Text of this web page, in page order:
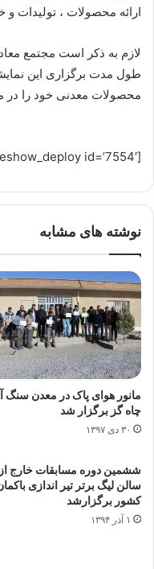
ارائه محصولات ، تولیدات
لازم به ذکر است مجتمع
طول مدت برگزاری این
محصولات معدنی خود را در
[slideshow_deploy id=’7554′]
نوشته های مشابه
مانور هوای پاک در معدن سنگ
چاه گز برگزار شد
۳۰ دی ۱۳۹۷
ششمین دوره مسابقات خارج از
سالن لیگ برتر تیر اندازی
کشور برگزارشد
۱ آذر ۱۳۹۴